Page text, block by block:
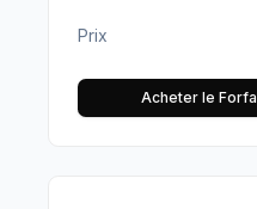
Prix
Acheter le